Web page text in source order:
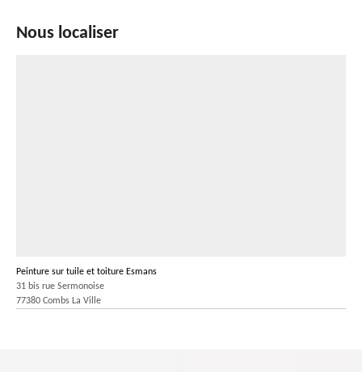
Nous localiser
Peinture sur tuile et toiture Esmans
31 bis rue Sermonoise
77380 Combs La Ville